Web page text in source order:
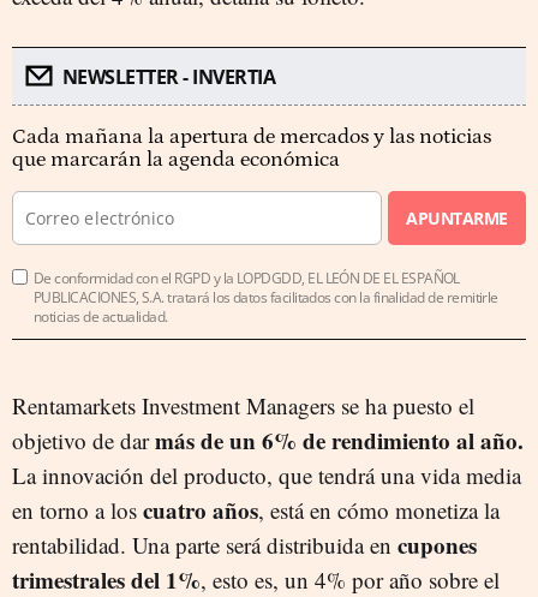
NEWSLETTER - INVERTIA
Cada mañana la apertura de mercados y las noticias
que marcarán la agenda económica
APUNTARME
De conformidad con el RGPD y la LOPDGDD, EL LEÓN DE EL ESPAÑOL
PUBLICACIONES, S.A. tratará los datos facilitados con la finalidad de remitirle
noticias de actualidad.
Rentamarkets Investment Managers se ha puesto el
objetivo de darmás de un 6% de rendimiento al año.
La innovación del producto, que tendrá una vida media
en torno a los cuatro años, está en cómo monetiza la
rentabilidad. Una parte será distribuida en cupones
trimestrales del 1%, esto es, un 4% por año sobre el